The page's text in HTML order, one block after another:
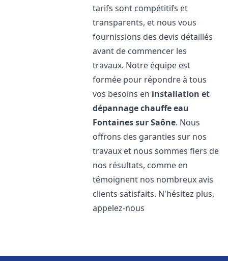
tarifs sont compétitifs et
transparents, et nous vous
fournissions des devis détaillés
avant de commencer les
travaux. Notre équipe est
formée pour répondre à tous
vos besoins en installation et
dépannage chauffe eau
Fontaines sur Saône. Nous
offrons des garanties sur nos
travaux et nous sommes fiers de
nos résultats, comme en
témoignent nos nombreux avis
clients satisfaits. N'hésitez plus,
appelez-nous